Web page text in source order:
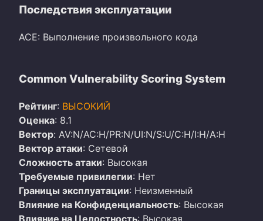
Последствия эксплуатации
ACE: Выполнение произвольного кода
Common Vulnerability Scoring System
Рейтинг: ВЫСОКИЙ
Оценка: 8.1
Вектор: AV:N/AC:H/PR:N/UI:N/S:U/C:H/I:H/A:H
Вектор атаки: Сетевой
Сложность атаки: Высокая
Требуемые привилегии: Нет
Границы эксплуатации: Неизменный
Влияние на Конфиденциальность: Высокая
Влияние на Целостность: Высокая